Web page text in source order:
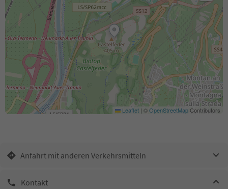
Leaflet | ©OpenStreetMapContributors
Anfahrt mit anderen Verkehrsmitteln
Kontakt